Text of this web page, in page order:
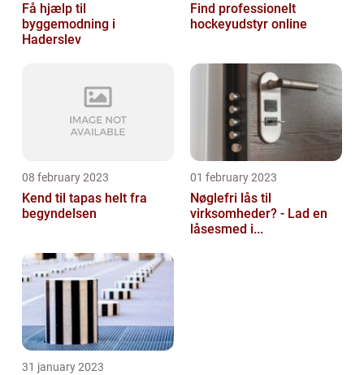
Få hjælp til
byggemodning i
Haderslev
Find professionelt
hockeyudstyr online
08 february 2023
Kend til tapas helt fra
begyndelsen
01 february 2023
Nøglefri lås til
virksomheder? - Lad en
låsesmed i...
31 january 2023